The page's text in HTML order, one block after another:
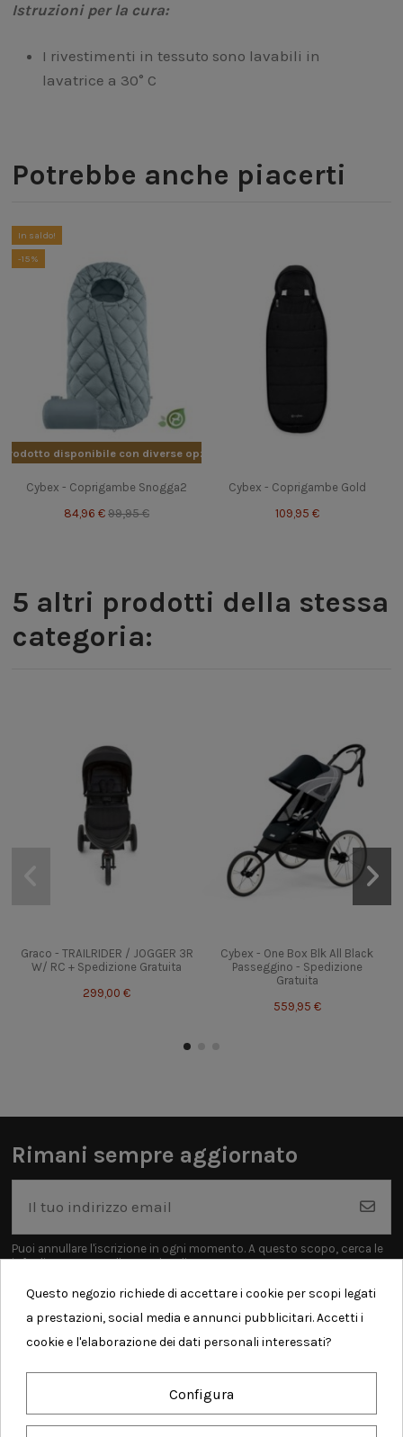
Istruzioni per la cura:
I rivestimenti in tessuto sono lavabili in
lavatrice a 30° C
Potrebbe anche piacerti
In saldo!
-15%
disponibile con diverse opzioni
Cybex - Coprigambe Snogga2
84,96 € 99,95 €
Cybex - Coprigambe Gold
109,95 €
5 altri prodotti della stessa
categoria:
Graco - TRAILRIDER / JOGGER 3R
W/ RC + Spedizione Gratuita
299,00 €
Cybex - One Box Blk All Black
Passeggino - Spedizione
Gratuita
559,95 €
Rimani sempre aggiornato
Puoi annullare l'iscrizione in ogni momento. A questo scopo, cerca le
info di contatto nelle note legali.
Questo negozio richiede di accettare i cookie per scopi legati
a prestazioni, social media e annunci pubblicitari. Accetti i
cookie e l'elaborazione dei dati personali interessati?
Configura